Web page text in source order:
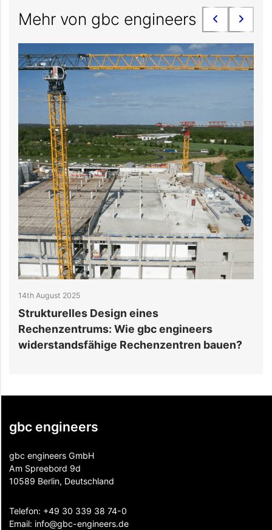
Mehr von gbc engineers
14th August 2025
Strukturelles Design eines
Rechenzentrums: Wie gbc engineers
widerstandsfähige Rechenzentren bauen?
gbc engineers
gbc engineers GmbH
Am Spreebord 9d
10589 Berlin, Deutschland
Telefon: +49 30 339 38 74-0
Email: info@gbc-engineers.de